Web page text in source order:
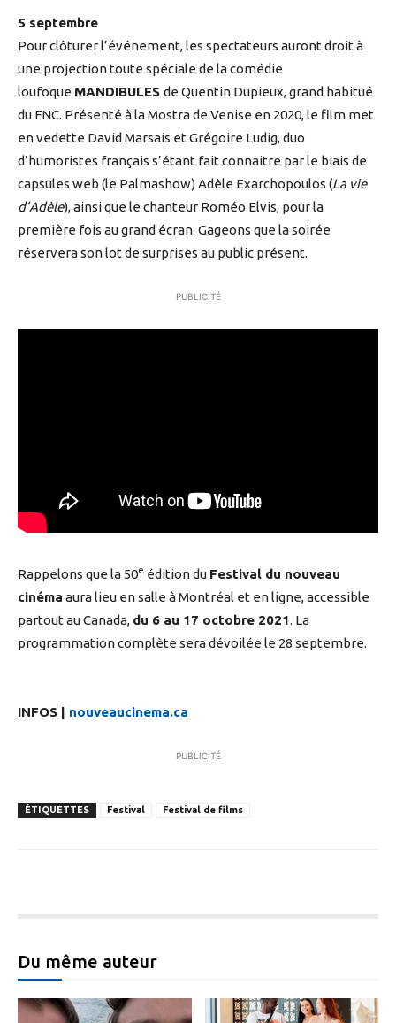
5 septembre
Pour clôturer l’événement, les spectateurs auront droit à
une projection toute spéciale de la comédie
loufoque MANDIBULES de Quentin Dupieux, grand habitué
du FNC. Présenté à la Mostra de Venise en 2020, le film met
en vedette David Marsais et Grégoire Ludig, duo
d’humoristes français s’étant fait connaitre par le biais de
capsules web (le Palmashow) Adèle Exarchopoulos (La vie
d’Adèle), ainsi que le chanteur Roméo Elvis, pour la
première fois au grand écran. Gageons que la soirée
réservera son lot de surprises au public présent.
PUBLICITÉ
Rappelons que la 50e édition du Festival du nouveau
cinéma aura lieu en salle à Montréal et en ligne, accessible
partout au Canada, du 6 au 17 octobre 2021. La
programmation complète sera dévoilée le 28 septembre.
INFOS | nouveaucinema.ca
PUBLICITÉ
ÉTIQUETTES Festival Festival de films
Du même auteur